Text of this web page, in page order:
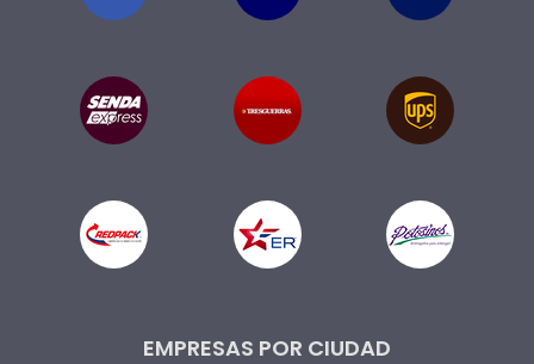
EMPRESAS POR CIUDAD